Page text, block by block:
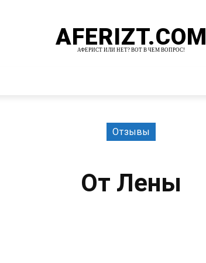
AFERIZT.COM
АФЕРИСТ ИЛИ НЕТ? ВОТ В ЧЕМ ВОПРОС!
Отзывы
От Лены